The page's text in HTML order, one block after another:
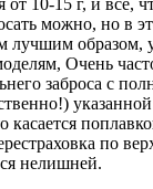
можно, но в
лучшим образом,
Очень
заброса с
касается
по
нелишней.